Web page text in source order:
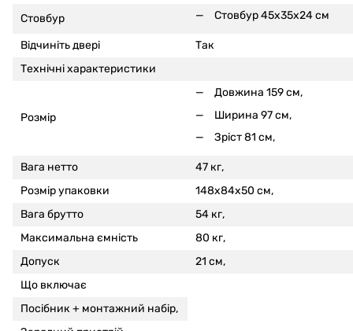
Стовбур Стовбур 45x35x24 см
Відчиніть двері
Так
Технічні характеристики
Розмір
Довжина 159 см,
Ширина 97 см,
Зріст 81 см,
Вага нетто
47 кг,
Розмір упаковки
148x84x50 см,
Вага брутто
54 кг,
Максимальна ємність
80 кг,
Допуск
21 см,
Що включає
Посібник + монтажний набір,